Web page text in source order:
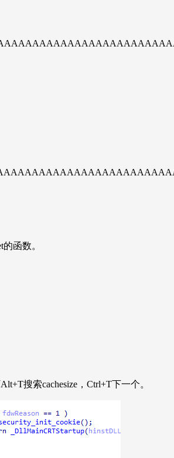
函数。
搜索cachesize，Ctrl+T下一个。